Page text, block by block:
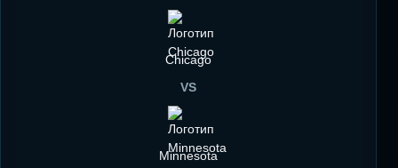
Chicago
VS
Minnesota